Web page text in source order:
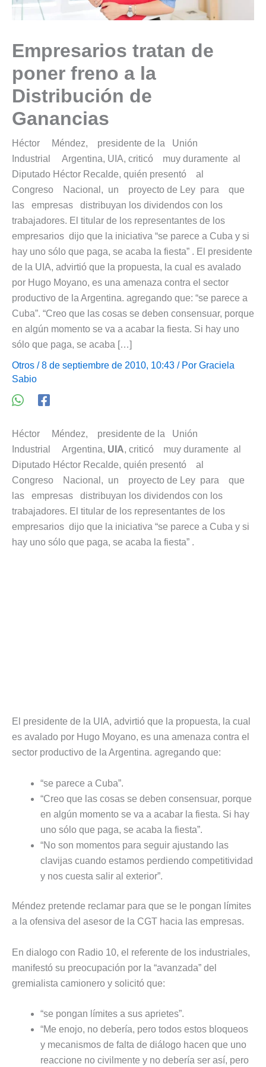
Empresarios tratan de
poner freno a la
Distribución de
Ganancias
Héctor Méndez, presidente de la Unión
Industrial Argentina, UIA, criticó muy duramente al
Diputado Héctor Recalde, quién presentó al
Congreso Nacional, un proyecto de Ley para que
las empresas distribuyan los dividendos con los
trabajadores. El titular de los representantes de los
empresarios dijo que la iniciativa “se parece a Cuba y si
hay uno sólo que paga, se acaba la fiesta” . El presidente
de la UIA, advirtió que la propuesta, la cual es avalado
por Hugo Moyano, es una amenaza contra el sector
productivo de la Argentina. agregando que: “se parece a
Cuba”. “Creo que las cosas se deben consensuar, porque
en algún momento se va a acabar la fiesta. Si hay uno
sólo que paga, se acaba […]
Otros / 8 de septiembre de 2010, 10:43 / Por Graciela
Sabio
Héctor Méndez, presidente de la Unión
Industrial Argentina, UIA, criticó muy duramente al
Diputado Héctor Recalde, quién presentó al
Congreso Nacional, un proyecto de Ley para que
las empresas distribuyan los dividendos con los
trabajadores. El titular de los representantes de los
empresarios dijo que la iniciativa “se parece a Cuba y si
hay uno sólo que paga, se acaba la fiesta” .
El presidente de la UIA, advirtió que la propuesta, la cual
es avalado por Hugo Moyano, es una amenaza contra el
sector productivo de la Argentina. agregando que:
“se parece a Cuba”.
“Creo que las cosas se deben consensuar, porque
en algún momento se va a acabar la fiesta. Si hay
uno sólo que paga, se acaba la fiesta”.
“No son momentos para seguir ajustando las
clavijas cuando estamos perdiendo competitividad
y nos cuesta salir al exterior”.
Méndez pretende reclamar para que se le pongan límites
a la ofensiva del asesor de la CGT hacia las empresas.
En dialogo con Radio 10, el referente de los industriales,
manifestó su preocupación por la “avanzada” del
gremialista camionero y solicitó que:
“se pongan límites a sus aprietes”.
“Me enojo, no debería, pero todos estos bloqueos
y mecanismos de falta de diálogo hacen que uno
reaccione no civilmente y no debería ser así, pero